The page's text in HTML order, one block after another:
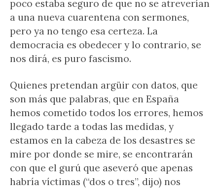
poco estaba seguro de que no se atreverían
a una nueva cuarentena con sermones,
pero ya no tengo esa certeza. La
democracia es obedecer y lo contrario, se
nos dirá, es puro fascismo.
Quienes pretendan argüir con datos, que
son más que palabras, que en España
hemos cometido todos los errores, hemos
llegado tarde a todas las medidas, y
estamos en la cabeza de los desastres se
mire por donde se mire, se encontrarán
con que el gurú que aseveró que apenas
habría víctimas (“dos o tres”, dijo) nos